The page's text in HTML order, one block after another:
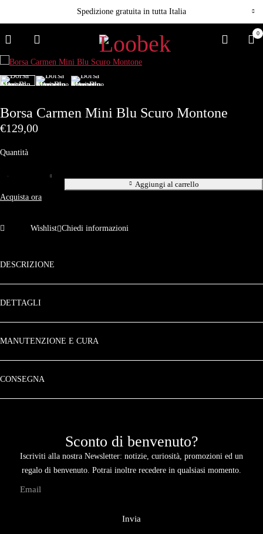
Spedizione gratuita in tutta Italia
0
Borsa Carmen Mini Blu Scuro Montone
€129,00
Quantità
Aggiungi al carrello
Acquista ora
Wishlist Chiedi informazioni
DESCRIZIONE
DETTAGLI
MANUTENZIONE E CURA
CONSEGNA
Sconto di benvenuto?
Iscriviti alla nostra Newsletter: notizie, curiosità, promozioni ed un
regalo di benvenuto. Potrai inoltre recedere in qualsiasi momento.
Invia